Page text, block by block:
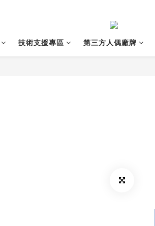
技術支援專區 第三方人偶廠牌